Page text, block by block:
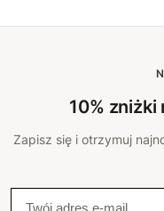
10%
Zapisz się i otrzymuj